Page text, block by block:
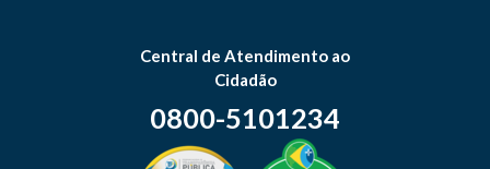
Central de Atendimento ao
Cidadão
0800-5101234